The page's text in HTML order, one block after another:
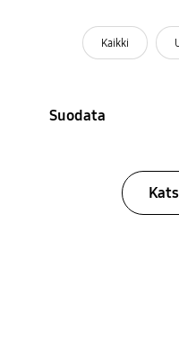
Kaikki
Suodata